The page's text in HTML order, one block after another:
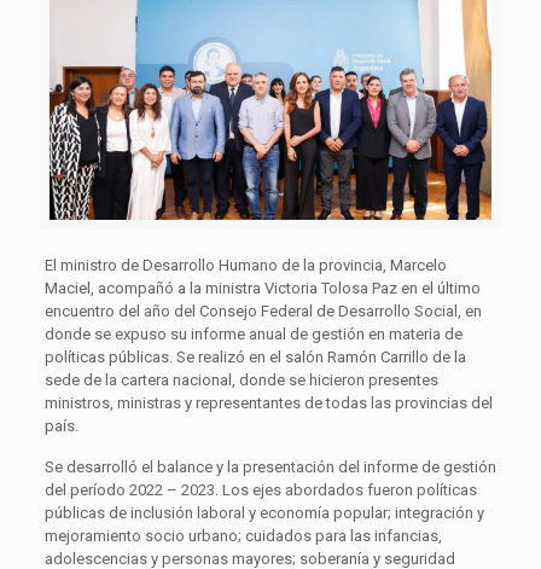
El ministro de Desarrollo Humano de la provincia, Marcelo
Maciel, acompañó a la ministra Victoria Tolosa Paz en el último
encuentro del año del Consejo Federal de Desarrollo Social, en
donde se expuso su informe anual de gestión en materia de
políticas públicas. Se realizó en el salón Ramón Carrillo de la
sede de la cartera nacional, donde se hicieron presentes
ministros, ministras y representantes de todas las provincias del
país.
Se desarrolló el balance y la presentación del informe de gestión
del período 2022 – 2023. Los ejes abordados fueron políticas
públicas de inclusión laboral y economía popular; integración y
mejoramiento socio urbano; cuidados para las infancias,
adolescencias y personas mayores; soberanía y seguridad